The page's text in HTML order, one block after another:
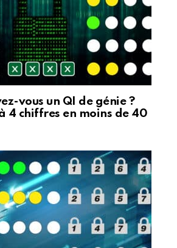
vous un QI de génie ?
4 chiffres en moins de 40